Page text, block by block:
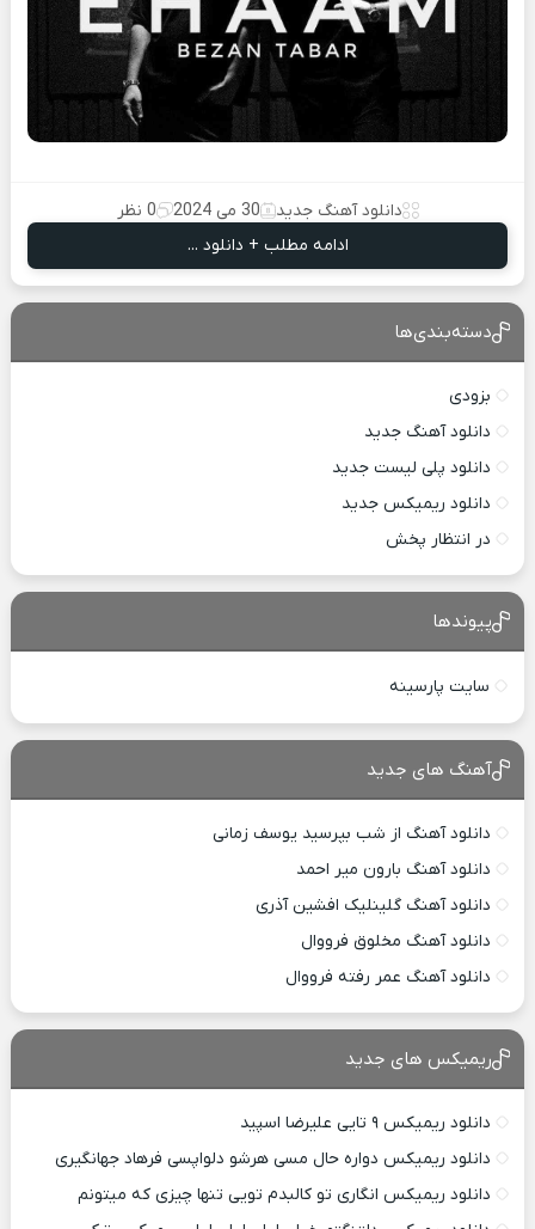
دانلود آهنگ جدید 30 می 2024
0 نظر
ادامه مطلب + دانلود ...
دسته‌بندی‌ها
بزودی
دانلود آهنگ جدید
دانلود پلی لیست جدید
دانلود ریمیکس جدید
در انتظار پخش
پیوندها
سایت پارسینه
آهنگ های جدید
دانلود آهنگ از شب بپرسید یوسف زمانی
دانلود آهنگ بارون میر احمد
دانلود آهنگ گلینلیک افشین آذری
دانلود آهنگ مخلوق فرووال
دانلود آهنگ عمر رفته فرووال
ریمیکس های جدید
دانلود ریمیکس ۹ تایی علیرضا اسپید
دانلود ریمیکس دواره حال مسی هرشو دلواپسی فرهاد جهانگیری
دانلود ریمیکس انگاری تو کالبدم تویی تنها چیزی که میتونم